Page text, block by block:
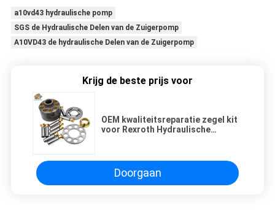
a10vd43 hydraulische pomp
SGS de Hydraulische Delen van de Zuigerpomp
A10VD43 de hydraulische Delen van de Zuigerpomp
Krijg de beste prijs voor
OEM kwaliteitsreparatie zegel kit
voor Rexroth Hydraulische
Doorgaan